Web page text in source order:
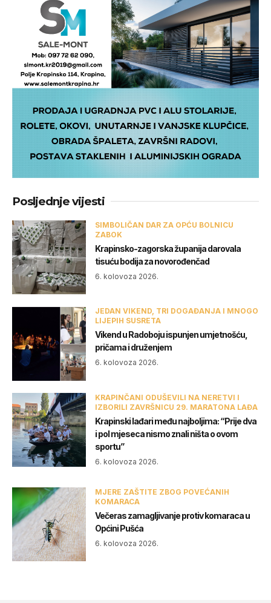
Posljednje vijesti
SIMBOLIČAN DAR ZA OPĆU BOLNICU
ZABOK
Krapinsko-zagorska županija darovala
tisuću bodija za novorođenčad
6. kolovoza 2026.
JEDAN VIKEND, TRI DOGAĐANJA I MNOGO
LIJEPIH SUSRETA
Vikend u Radoboju ispunjen umjetnošću,
pričama i druženjem
6. kolovoza 2026.
KRAPINČANI ODUŠEVILI NA NERETVI I
IZBORILI ZAVRŠNICU 29. MARATONA LAĐA
Krapinski lađari među najboljima: “Prije dva
i pol mjeseca nismo znali ništa o ovom
sportu”
6. kolovoza 2026.
MJERE ZAŠTITE ZBOG POVEĆANIH
KOMARACA
Večeras zamagljivanje protiv komaraca u
Općini Pušća
6. kolovoza 2026.